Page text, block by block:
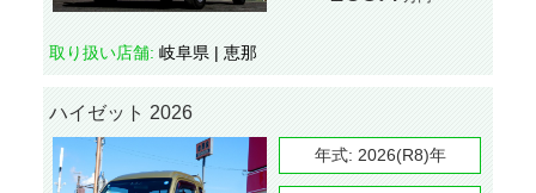
取り扱い店舗: 岐阜県 | 恵那
ハイゼット 2026
年式: 2026(R8)年